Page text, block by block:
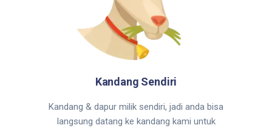
Kandang Sendiri
Kandang & dapur milik sendiri, jadi anda bisa
langsung datang ke kandang kami untuk